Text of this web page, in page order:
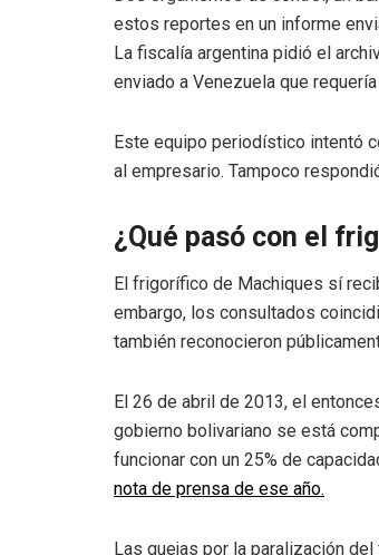
estos reportes en un informe
La fiscalía argentina pidió el
enviado a Venezuela que
Este equipo periodístico intentó
al empresario. Tampoco
¿Qué pasó con el
El frigorífico de Machiques sí
embargo, los consultados
también reconocieron
El 26 de abril de 2013, el
gobierno bolivariano se está
funcionar con un 25% de
nota de prensa de ese año.
Las quejas por la paralización